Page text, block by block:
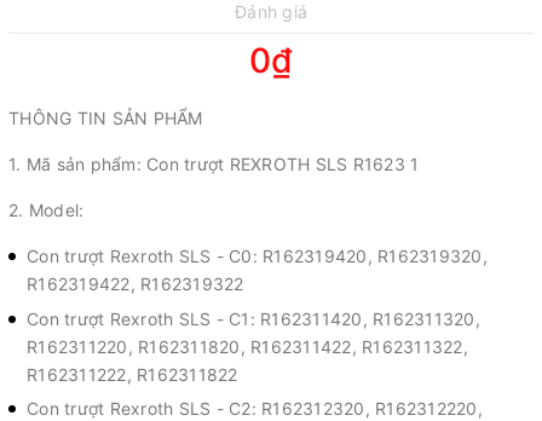
Đánh giá
0₫
THÔNG TIN SẢN PHẨM
1. Mã sản phẩm: Con trượt REXROTH SLS R1623 1
2. Model:
Con trượt Rexroth SLS - C0: R162319420, R162319320,
R162319422, R162319322
Con trượt Rexroth SLS - C1: R162311420, R162311320,
R162311220, R162311820, R162311422, R162311322,
R162311222, R162311822
Con trượt Rexroth SLS - C2: R162312320, R162312220,